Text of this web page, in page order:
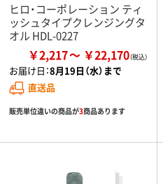
ヒロ・コーポレーション ティ
ッシュタイプクレンジングタ
オル HDL-0227
￥2,217 ￥22,170
お届け日：8月19日（水）まで
直送品
販売単位違いの商品が3商品あります